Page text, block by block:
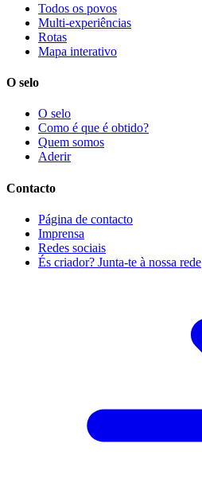
Todos os povos
Multi-experiências
Rotas
Mapa interativo
O selo
O selo
Como é que é obtido?
Quem somos
Aderir
Contacto
Página de contacto
Imprensa
Redes sociais
És criador? Junta-te à nossa rede